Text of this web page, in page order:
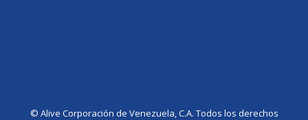
©️ Alive Corporación de Venezuela, C.A. Todos los derechos